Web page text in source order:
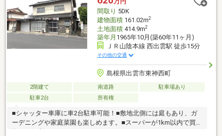
通機関も利用しやすいエリアです。
間取り 5DK
建物面積161.02m2
土地面積414.9m2
築年月 1965年10月(築60年11ヶ月)
ＪＲ山陰本線 西出雲駅 徒歩15分
その他の交通
島根県出雲市東神西町
2階建て 南道路
駐車場あり
駐車2台
所有権
■シャッター車庫に車2台駐車可能！■敷地北側には庭もあり、ガ
ーデニングや家庭菜園も楽しめます。■スーパーが1km以内で買い